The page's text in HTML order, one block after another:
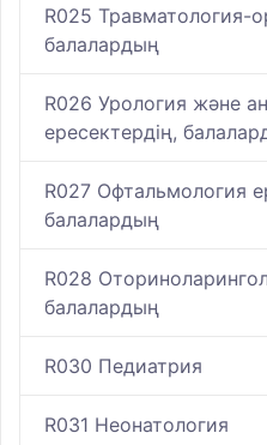
R025 Травматология-
балалардың
R026 Урология және
ересектердің,
R027 Офтальмология
балалардың
R028
балалардың
R030 Педиатрия
R031 Неонатология